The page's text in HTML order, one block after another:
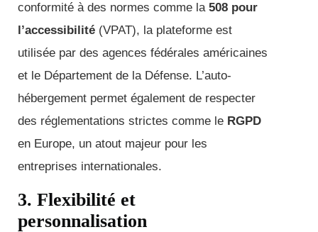
conformité à des normes comme la 508 pour
l’accessibilité (VPAT), la plateforme est
utilisée par des agences fédérales américaines
et le Département de la Défense. L’auto-
hébergement permet également de respecter
des réglementations strictes comme le RGPD
en Europe, un atout majeur pour les
entreprises internationales.
3. Flexibilité et
personnalisation